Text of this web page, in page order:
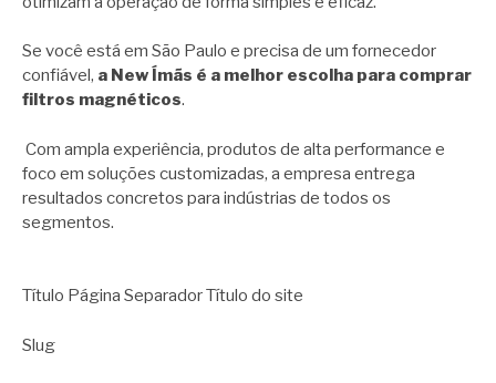
Se você está em São Paulo e precisa de um fornecedor
confiável, a New Ímãs é a melhor escolha para comprar
filtros magnéticos.
Com ampla experiência, produtos de alta performance e
foco em soluções customizadas, a empresa entrega
resultados concretos para indústrias de todos os
segmentos.
Título Página Separador Título do site
Slug